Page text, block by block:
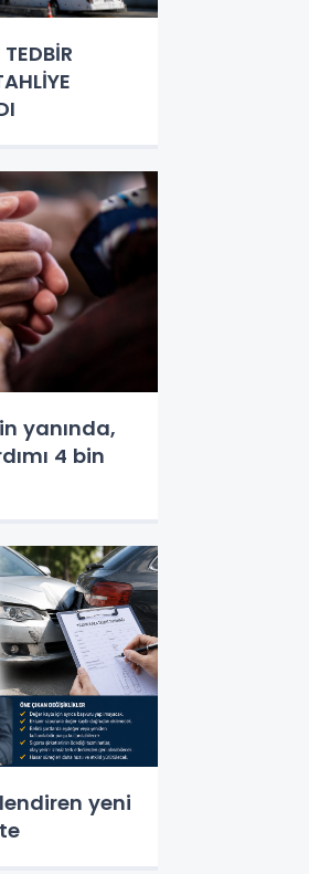
yanında,
4 bin
yeni